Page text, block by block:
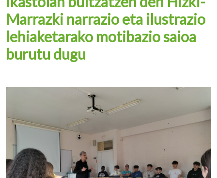
Marrazki narrazio eta ilustrazio
lehiaketarako motibazio saioa
burutu dugu